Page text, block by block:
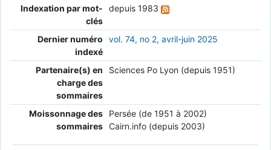
Indexation par mot-
clés
depuis 1983
Dernier numéro
indexé
vol. 74, no 2, avril-juin 2025
Partenaire(s) en
charge des
sommaires
Sciences Po Lyon (depuis 1951)
Moissonnage des
sommaires
Persée (de 1951 à 2002)
Cairn.info (depuis 2003)